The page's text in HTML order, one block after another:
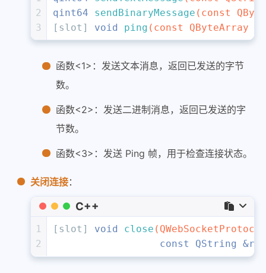
2
3
qint64 sendBinaryMessage ( const
[slot] void ping ( const QByteArray
函数<1>：发送文本消息，返回已发送的字节
数。
函数<2>：发送二进制消息，返回已发送的字
节数。
函数<3>：发送 Ping 帧，用于检查连接状态。
关闭连接：
C++
1
2
[slot] void close
const
QString